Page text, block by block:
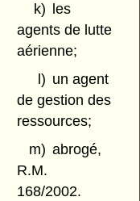
k)
les
agents de lutte
aérienne;
l) un agent
de gestion des
ressources;
m) abrogé,
R.M.
168/2002.